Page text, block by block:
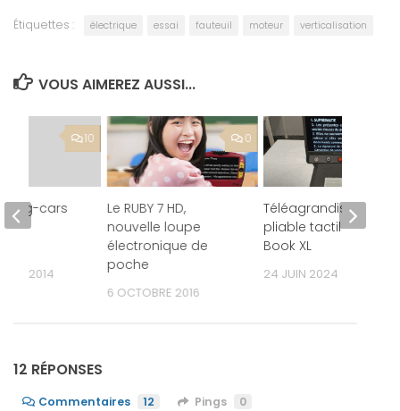
Étiquettes : électrique essai fauteuil moteur verticalisation
VOUS AIMEREZ AUSSI...
0
Le RUBY 7 HD,
nouvelle loupe
électronique de
poche
6 OCTOBRE 2016
Téléagrandisseur
pliable tactile Clover
Book XL
24 JUIN 2024
10
cars
2014
12 RÉPONSES
Commentaires 12 Pings 0